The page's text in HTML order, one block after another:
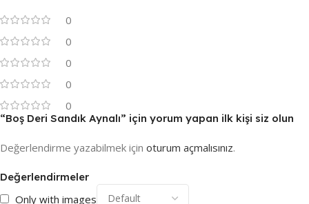
0
0
0
0
0
Değerlendirmeler
Only with images
“Boş Deri Sandık Aynalı” için yorum yapan ilk kişi siz olun
Değerlendirme yazabilmek için oturum açmalısınız.